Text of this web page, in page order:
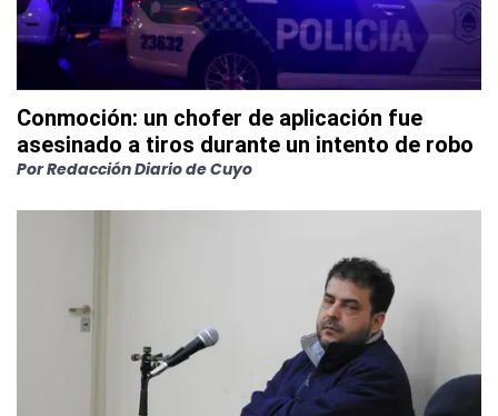
Conmoción: un chofer de aplicación fue
asesinado a tiros durante un intento de robo
PorRedacción Diario de Cuyo